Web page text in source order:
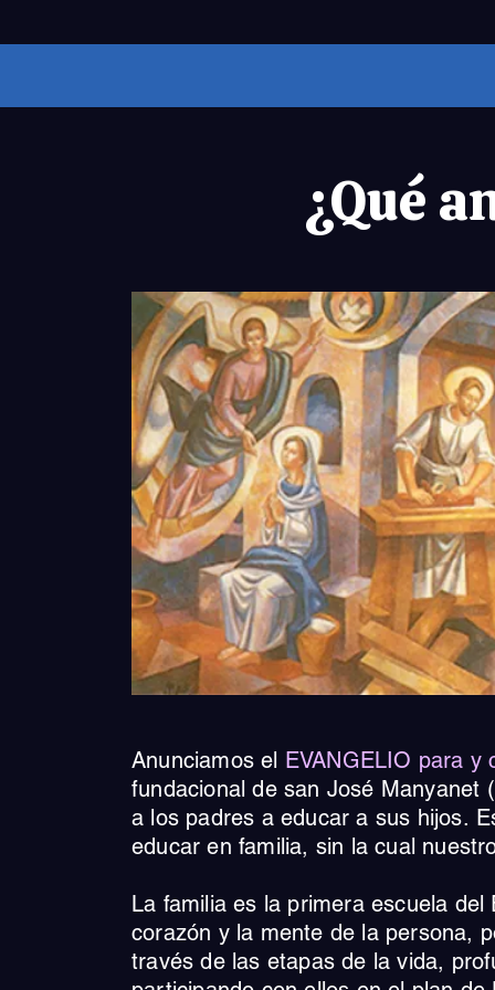
¿Qué
Anunciamos el EVANGELIO para y
fundacional de san José Manyanet
a los padres a educar a sus hijos.
educar en familia, sin la cual
La familia es la primera escuela
corazón y la mente de la persona,
través de las etapas de la vida,